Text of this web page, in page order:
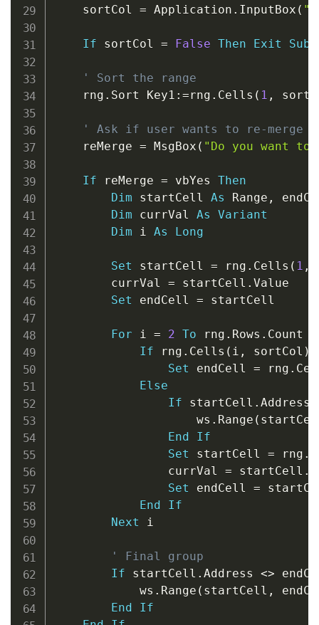
    sortCol
= Application . InputBox (
If sortCol = False Then Exit Sub
' Sort the range
    rng
. Sort Key1 : =rng . Cells ( 1 ,
' Ask if user wants to re-merge
    reMerge
= MsgBox ( "Do you want
If reMerge = vbYes Then
Dim startCell As Range ,
Dim currVal As
Variant
Dim i As Long
Set startCell = rng . Cells ( 1 ,
        currVal
= startCell . Value
Set endCell = startCell
For i = 2 To rng . Rows . Count
If rng . Cells ( i , sortCol )
Set endCell = rng .
Else
If startCell . Address
                    ws
. Range (
End
If
Set startCell = rng .
                currVal
= startCell .
Set endCell =
End
If
Next i
' Final group
If startCell . Address <>
            ws
. Range ( startCell ,
End
If